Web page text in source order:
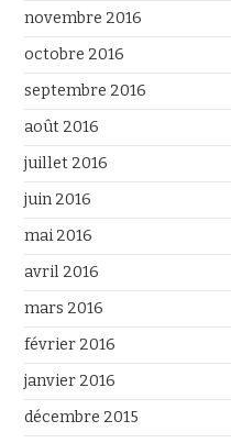
novembre 2016
octobre 2016
septembre 2016
août 2016
juillet 2016
juin 2016
mai 2016
avril 2016
mars 2016
février 2016
janvier 2016
décembre 2015